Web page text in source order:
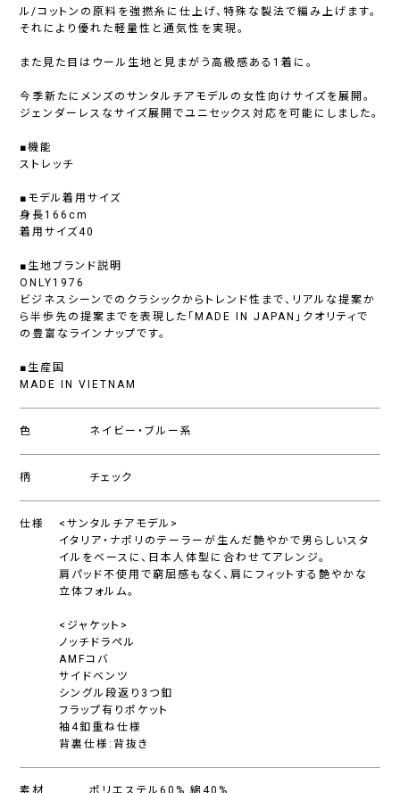
ル/コットンの原料を強撚糸に仕上げ、特殊な製法で編み上げます。
それにより優れた軽量性と通気性を実現。
また見た目はウール生地と見まがう高級感ある1着に。
今季新たにメンズのサンタルチアモデルの女性向けサイズを展開。
ジェンダーレスなサイズ展開でユニセックス対応を可能にしました。
■機能
ストレッチ
■モデル着用サイズ
身長166cm
着用サイズ40
■生地ブランド説明
ONLY1976
ビジネスシーンでのクラシックからトレンド性まで、リアルな提案か
ら半歩先の提案までを表現した「MADE IN JAPAN」クオリティで
の豊富なラインナップです。
■生産国
MADE IN VIETNAM
色 ネイビー・ブルー系
柄 チェック
仕様
<サンタルチアモデル>
イタリア・ナポリのテーラーが生んだ艶やかで男らしいスタ
イルをベースに、日本人体型に合わせてアレンジ。
肩パッド不使用で窮屈感もなく、肩にフィットする艶やかな
立体フォルム。
<ジャケット>
ノッチドラペル
AMFコバ
サイドベンツ
シングル段返り3つ釦
フラップ有りポケット
袖4釦重ね仕様
背裏仕様:背抜き